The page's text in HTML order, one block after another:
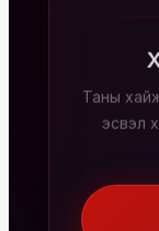
Таны
эсвэл